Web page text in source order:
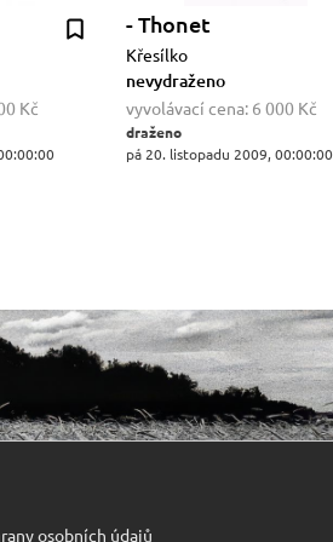
Kč
- Thonet
Křesílko
nevydraženo
vyvolávací cena: 6 000 Kč
draženo
pá 20. listopadu 2009, 00:00:00
osobních údajů